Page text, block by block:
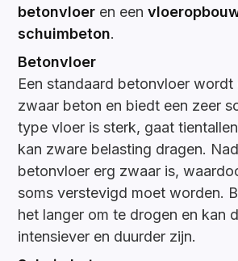
betonvloer en een
schuimbeton.
Betonvloer
Een standaard betonvloer
zwaar beton en biedt een zeer
type vloer is sterk, gaat
kan zware belasting dragen.
betonvloer erg zwaar is,
soms verstevigd moet worden.
het langer om te drogen en kan
intensiever en duurder zijn.